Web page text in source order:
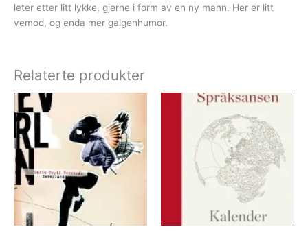
leter etter litt lykke, gjerne i form av en ny mann. Her er litt
vemod, og enda mer galgenhumor.
Relaterte produkter